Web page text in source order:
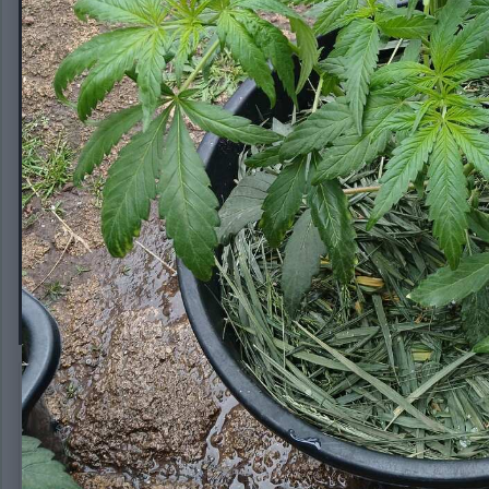
GOLOSA FAST FEM от Гудмастера
Автор:OG420THC
17 мая 141 просмотр Другие изображения